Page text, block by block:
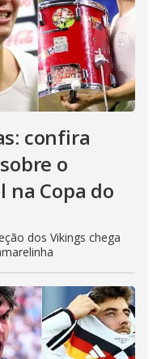
confira
o
na Copa do
dos Vikings chega